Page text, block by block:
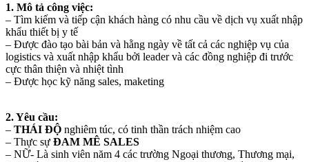
1. Mô tả công việc:
– Tìm kiếm và tiếp cận khách hàng có nhu cầu về dịch vụ xuất nhập
khẩu thiết bị y tế
– Được đào tạo bài bản và hằng ngày về tất cả các nghiệp vụ của
logistics và xuất nhập khẩu bởi leader và các đồng nghiệp đi trước
cực thân thiện và nhiệt tình
– Được học kỹ năng sales, maketing
2. Yêu cầu:
– THÁI ĐỘ nghiêm túc, có tinh thần trách nhiệm cao
– Thực sự ĐAM MÊ SALES
– NỮ- Là sinh viên năm 4 các trường Ngoại thương, Thương mại,